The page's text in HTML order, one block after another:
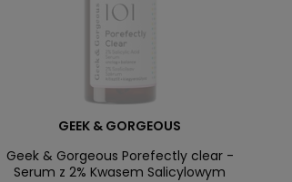
GEEK & GORGEOUS
Geek & Gorgeous Porefectly clear -
Serum z 2% Kwasem Salicylowym